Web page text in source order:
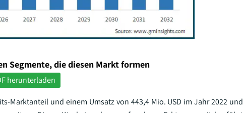
Segmente, die diesen Markt formen
herunterladen
Marktanteil und einem Umsatz von 443,4 Mio. USD im Jahr 2022 und